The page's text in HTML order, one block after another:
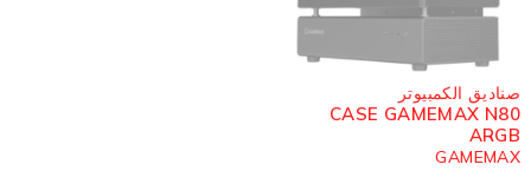
صناديق الكمبيوتر
CASE GAMEMAX N80
ARGB
GAMEMAX